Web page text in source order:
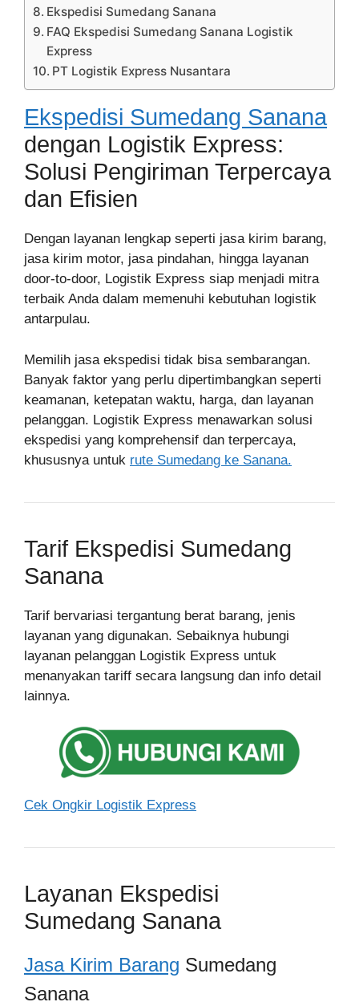
Ekspedisi Sumedang Sanana
FAQ Ekspedisi Sumedang Sanana Logistik
Express
PT Logistik Express Nusantara
Ekspedisi Sumedang Sanana
dengan Logistik Express:
Solusi Pengiriman Terpercaya
dan Efisien
Dengan layanan lengkap seperti jasa kirim barang,
jasa kirim motor, jasa pindahan, hingga layanan
door-to-door, Logistik Express siap menjadi mitra
terbaik Anda dalam memenuhi kebutuhan logistik
antarpulau.
Memilih jasa ekspedisi tidak bisa sembarangan.
Banyak faktor yang perlu dipertimbangkan seperti
keamanan, ketepatan waktu, harga, dan layanan
pelanggan. Logistik Express menawarkan solusi
ekspedisi yang komprehensif dan terpercaya,
khususnya untuk rute Sumedang ke Sanana.
Tarif Ekspedisi Sumedang
Sanana
Tarif bervariasi tergantung berat barang, jenis
layanan yang digunakan. Sebaiknya hubungi
layanan pelanggan Logistik Express untuk
menanyakan tariff secara langsung dan info detail
lainnya.
Cek Ongkir Logistik Express
Layanan Ekspedisi
Sumedang Sanana
Jasa Kirim Barang Sumedang
Sanana